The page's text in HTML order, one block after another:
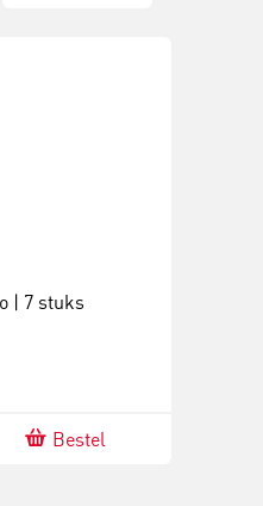
| 7 stuks
Bestel